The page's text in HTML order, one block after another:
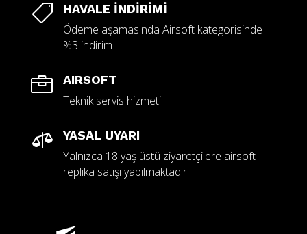
 HAVALE İNDİRİMİ
Ödeme aşamasında Airsoft kategorisinde
%3 indirim
 AIRSOFT
Teknik servis hizmeti
 YASAL UYARI
Yalnızca 18 yaş üstü ziyaretçilere airsoft
replika satışı yapılmaktadır